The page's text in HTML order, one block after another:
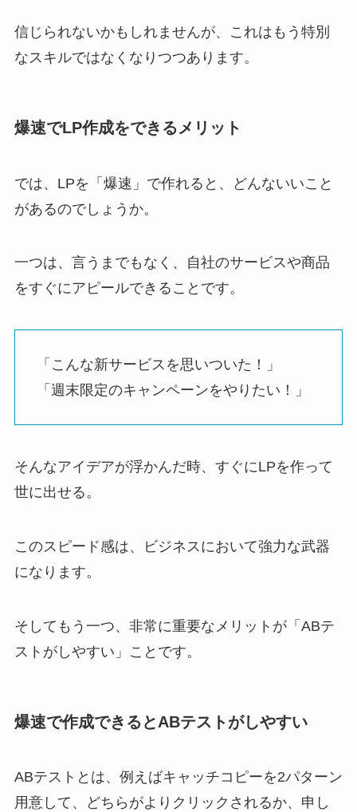
信じられないかもしれませんが、これはもう特別
なスキルではなくなりつつあります。
爆速でLP作成をできるメリット
では、LPを「爆速」で作れると、どんないいこと
があるのでしょうか。
一つは、言うまでもなく、自社のサービスや商品
をすぐにアピールできることです。
「こんな新サービスを思いついた！」
「週末限定のキャンペーンをやりたい！」
そんなアイデアが浮かんだ時、すぐにLPを作って
世に出せる。
このスピード感は、ビジネスにおいて強力な武器
になります。
そしてもう一つ、非常に重要なメリットが「ABテ
ストがしやすい」ことです。
爆速で作成できるとABテストがしやすい
ABテストとは、例えばキャッチコピーを2パターン
用意して、どちらがよりクリックされるか、申し